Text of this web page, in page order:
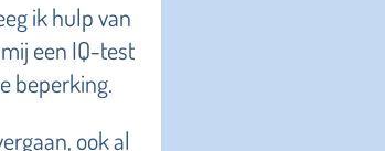
ik hulp van
een IQ-test
beperking.
ook al